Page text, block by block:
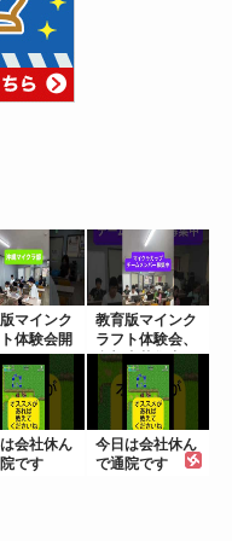
マインク
体験会開
イクラ...
教育版マインク
ラフト体験会、
参加者募集中
会社休ん
です
今日は会社休ん
で通院です